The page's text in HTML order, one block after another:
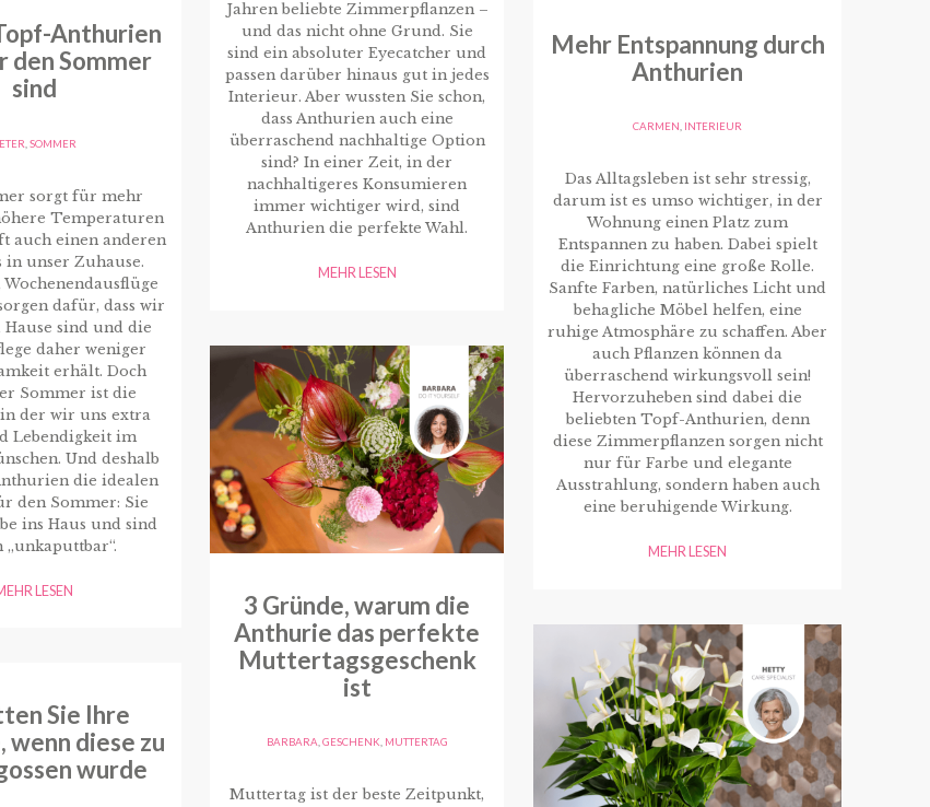
Anthurien
den Sommer
sind
SOMMER
sorgt für mehr
Temperaturen
auch einen anderen
in unser Zuhause.
Wochenendausflüge
dafür, dass wir
Hause sind und die
daher weniger
erhält. Doch
Sommer ist die
in der wir uns extra
Lebendigkeit im
Und deshalb
die idealen
den Sommer: Sie
ins Haus und sind
„unkaputtbar“.
LESEN
Sie Ihre
wenn diese zu
wurde
Jahren beliebte Zimmerpflanzen –
und das nicht ohne Grund. Sie
sind ein absoluter Eyecatcher und
passen darüber hinaus gut in jedes
Interieur. Aber wussten Sie schon,
dass Anthurien auch eine
überraschend nachhaltige Option
sind? In einer Zeit, in der
nachhaltigeres Konsumieren
immer wichtiger wird, sind
Anthurien die perfekte Wahl.
MEHR LESEN
3 Gründe, warum die
Anthurie das perfekte
Muttertagsgeschenk
ist
BARBARA,GESCHENK, MUTTERTAG
Muttertag ist der beste Zeitpunkt,
Mehr Entspannung durch
Anthurien
CARMEN, INTERIEUR
Das Alltagsleben ist sehr stressig,
darum ist es umso wichtiger, in der
Wohnung einen Platz zum
Entspannen zu haben. Dabei spielt
die Einrichtung eine große Rolle.
Sanfte Farben, natürliches Licht und
behagliche Möbel helfen, eine
ruhige Atmosphäre zu schaffen. Aber
auch Pflanzen können da
überraschend wirkungsvoll sein!
Hervorzuheben sind dabei die
beliebten Topf-Anthurien, denn
diese Zimmerpflanzen sorgen nicht
nur für Farbe und elegante
Ausstrahlung, sondern haben auch
eine beruhigende Wirkung.
MEHR LESEN